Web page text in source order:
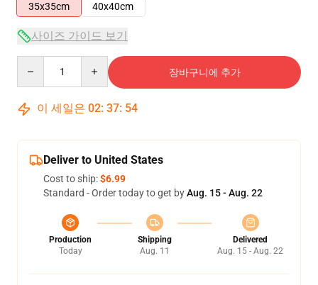
35x35cm
40x40cm
사이즈 가이드 보기
장바구니에 추가
이 세일은 02: 37: 53
Deliver to United States
Cost to ship:$6.99
Standard - Order today to get byAug. 15 - Aug. 22
Production
Today
Shipping
Aug. 11
Delivered
Aug. 15 - Aug. 22